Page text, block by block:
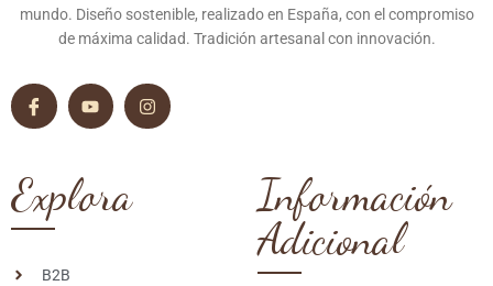
mundo. Diseño sostenible, realizado en España, con el compromiso
de máxima calidad. Tradición artesanal con innovación.
Explora
B2B
Información
Adicional